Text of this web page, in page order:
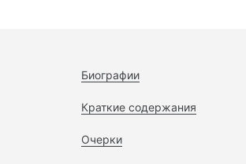
Биографии
Краткие содержания
Очерки